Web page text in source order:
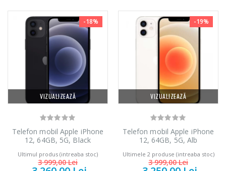
VIZUALIZEAZĂ
-18%
Telefon mobil Apple iPhone
12, 64GB, 5G, Black
Ultimul produs (intreaba stoc)
3 999,00 Lei
VIZUALIZEAZĂ
-19%
Telefon mobil Apple iPhone
12, 64GB, 5G, Alb
Ultimele 2 produse (intreaba stoc)
3 999,00 Lei
199,00 Lei 299,00 Lei